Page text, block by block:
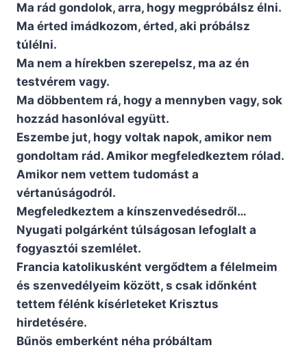
Ma rád gondolok, arra, hogy megpróbálsz élni.
Ma érted imádkozom, érted, aki próbálsz
túlélni.
Ma nem a hírekben szerepelsz, ma az én
testvérem vagy.
Ma döbbentem rá, hogy a mennyben vagy, sok
hozzád hasonlóval együtt.
Eszembe jut, hogy voltak napok, amikor nem
gondoltam rád. Amikor megfeledkeztem rólad.
Amikor nem vettem tudomást a
vértanúságodról.
Megfeledkeztem a kínszenvedésedről…
Nyugati polgárként túlságosan lefoglalt a
fogyasztói szemlélet.
Francia katolikusként vergődtem a félelmeim
és szenvedélyeim között, s csak időnként
tettem félénk kísérleteket Krisztus
hirdetésére.
Bűnös emberként néha próbáltam